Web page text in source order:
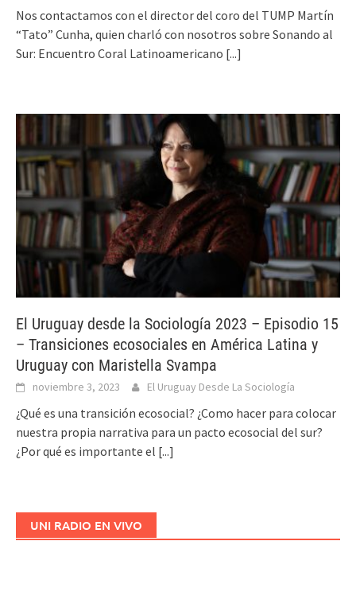
Nos contactamos con el director del coro del TUMP Martín
“Tato” Cunha, quien charló con nosotros sobre Sonando al
Sur: Encuentro Coral Latinoamericano [...]
El Uruguay desde la Sociología 2023 – Episodio 15
– Transiciones ecosociales en América Latina y
Uruguay con Maristella Svampa
noviembre 3, 2023 El Uruguay Desde La Sociología
¿Qué es una transición ecosocial? ¿Como hacer para colocar
nuestra propia narrativa para un pacto ecosocial del sur?
¿Por qué es importante el [...]
UNI RADIO EN VIVO